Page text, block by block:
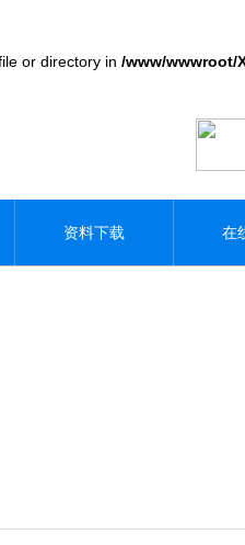
or directory in /www/wwwroot/
资料下载 在